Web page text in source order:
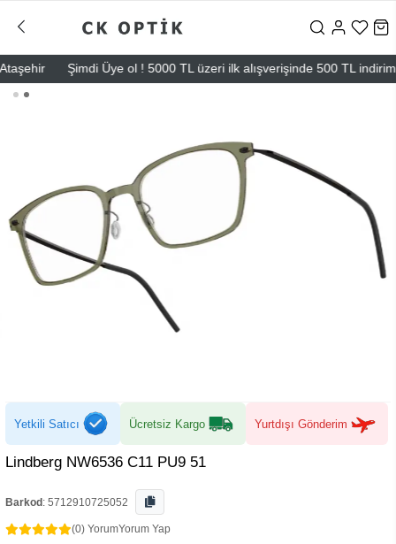
Şimdi Üye ol ! 5000 TL üzeri ilk alışverişinde 500 TL indirim
Yetkili Satıcı Ücretsiz Kargo Yurtdışı Gönderim
Lindberg NW6536 C11 PU9 51
Barkod : 5712910725052
(0) YorumYorum Yap